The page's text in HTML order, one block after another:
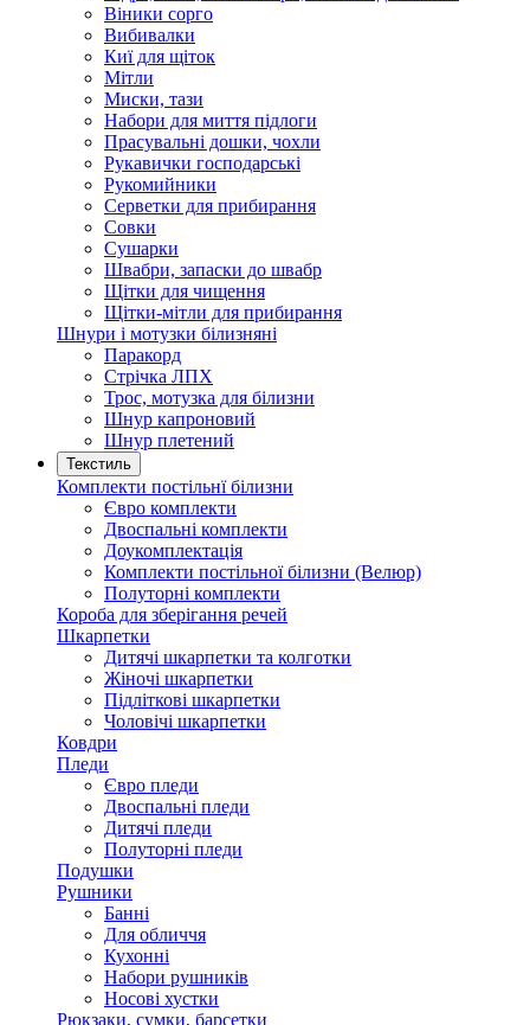
Віники сорго
Вибивалки
Киї для щіток
Мітли
Миски, тази
Набори для миття підлоги
Прасувальні дошки, чохли
Рукавички господарські
Рукомийники
Серветки для прибирання
Совки
Сушарки
Швабри, запаски до швабр
Щітки для чищення
Щітки-мітли для прибирання
Шнури і мотузки білизняні
Паракорд
Стрічка ЛПХ
Трос, мотузка для білизни
Шнур капроновий
Шнур плетений
Текстиль
Комплекти постільнї білизни
Євро комплекти
Двоспальні комплекти
Доукомплектація
Комплекти постільної білизни (Велюр)
Полуторні комплекти
Короба для зберігання речей
Шкарпетки
Дитячі шкарпетки та колготки
Жіночі шкарпетки
Підліткові шкарпетки
Чоловічі шкарпетки
Ковдри
Пледи
Євро пледи
Двоспальні пледи
Дитячі пледи
Полуторні пледи
Подушки
Рушники
Банні
Для обличчя
Кухонні
Набори рушників
Носові хустки
Рюкзаки, сумки, барсетки